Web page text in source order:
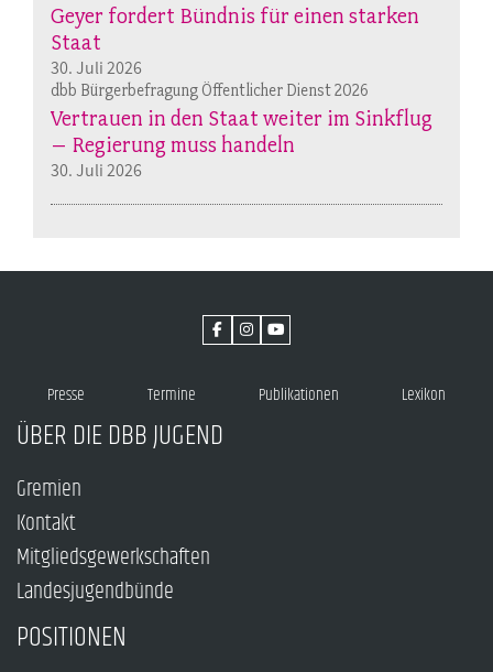
Geyer fordert Bündnis für einen starken
Staat
30. Juli 2026
dbb Bürgerbefragung Öffentlicher Dienst 2026
Vertrauen in den Staat weiter im Sinkflug
– Regierung muss handeln
30. Juli 2026
Presse Termine Publikationen Lexikon
ÜBER DIE DBB JUGEND
Gremien
Kontakt
Mitgliedsgewerkschaften
Landesjugendbünde
POSITIONEN